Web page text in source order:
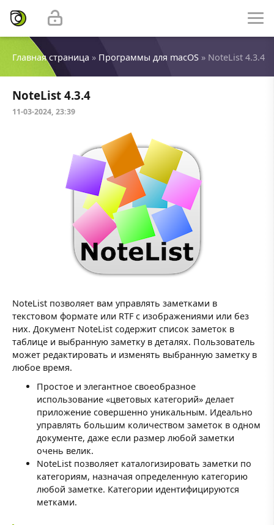
Главная страница » Программы для macOS » NoteList 4.3.4
NoteList 4.3.4
11-03-2024, 23:39
NoteList позволяет вам управлять заметками в
текстовом формате или RTF с изображениями или без
них. Документ NoteList содержит список заметок в
таблице и выбранную заметку в деталях. Пользователь
может редактировать и изменять выбранную заметку в
любое время.
Простое и элегантное своеобразное
использование «цветовых категорий» делает
приложение совершенно уникальным. Идеально
управлять большим количеством заметок в одном
документе, даже если размер любой заметки
очень велик.
NoteList позволяет каталогизировать заметки по
категориям, назначая определенную категорию
любой заметке. Категории идентифицируются
метками.